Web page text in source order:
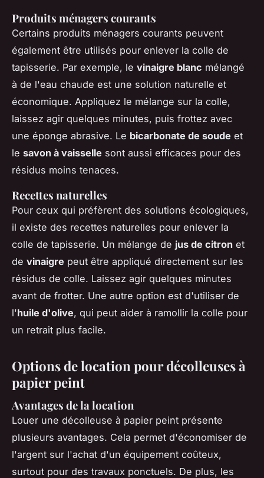
Produits ménagers courants
Certains produits ménagers courants peuvent
également être utilisés pour enlever la colle de
tapisserie. Par exemple, le vinaigre blanc mélangé
à de l'eau chaude est une solution naturelle et
économique. Appliquez le mélange sur la colle,
laissez agir quelques minutes, puis frottez avec
une éponge abrasive. Le bicarbonate de soude et
le savon à vaisselle sont aussi efficaces pour des
résidus moins tenaces.
Recettes naturelles
Pour ceux qui préfèrent des solutions écologiques,
il existe des recettes naturelles pour enlever la
colle de tapisserie. Un mélange de jus de citron et
de vinaigre peut être appliqué directement sur les
résidus de colle. Laissez agir quelques minutes
avant de frotter. Une autre option est d'utiliser de
l'huile d'olive, qui peut aider à ramollir la colle pour
un retrait plus facile.
Options de location pour décolleuses à
papier peint
Avantages de la location
Louer une décolleuse à papier peint présente
plusieurs avantages. Cela permet d'économiser de
l'argent sur l'achat d'un équipement coûteux,
surtout pour des travaux ponctuels. De plus, les